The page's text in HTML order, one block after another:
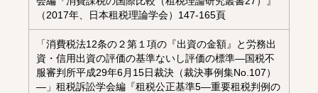
（2017年、日本租税理論学会）147-165頁
「消費税法12条の２第１項の『出資の金額』と労務出
資・信用出資の評価の基準ないし評価の標準―国税不
服審判所平成29年6月15日裁決（裁決事例集No.107）
―」租税訴訟学会編『租税公正基準5―重要租税判例の